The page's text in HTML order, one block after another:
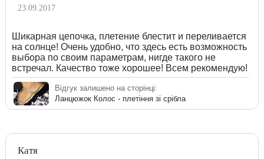
23.09.2017
Шикарная цепочка, плетение блестит и переливается
на солнце! Очень удобно, что здесь есть возможность
выбора по своим параметрам, нигде такого не
встречал. Качество тоже хорошее! Всем рекомендую!
Відгук залишено на сторінці:
Ланцюжок Колос - плетіння зі срібла
Катя